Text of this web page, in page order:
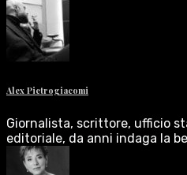
Alex Pietrogiacomi
Giornalista, scrittore, ufficio
editoriale, da anni indaga la